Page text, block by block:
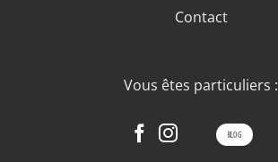
Contact
Vous êtes particuliers :
BLOG